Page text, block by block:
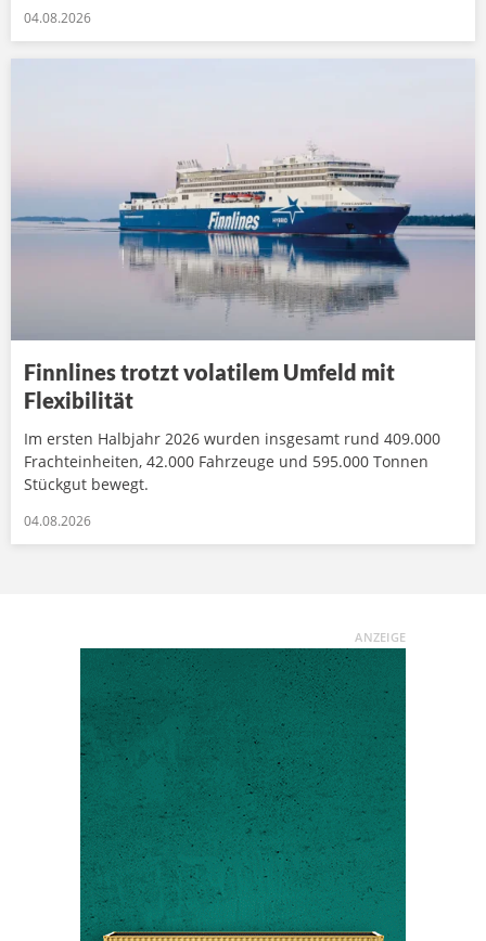
04.08.2026
Finnlines trotzt volatilem Umfeld mit
Flexibilität
Im ersten Halbjahr 2026 wurden insgesamt rund 409.000
Frachteinheiten, 42.000 Fahrzeuge und 595.000 Tonnen
Stückgut bewegt.
04.08.2026
ANZEIGE